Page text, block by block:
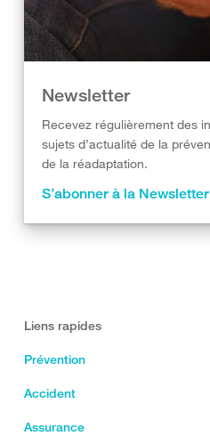
Newsletter
Recevez régulièrement des
sujets d’actualité de la
de la réadaptation.
S’abonner à la Newsletter
Liens rapides
Prévention
Accident
Assurance